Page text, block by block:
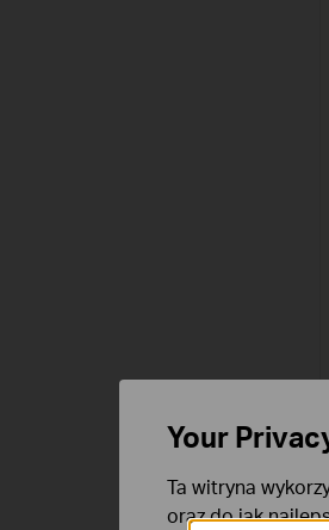
Your
Ta witryna
oraz do jak